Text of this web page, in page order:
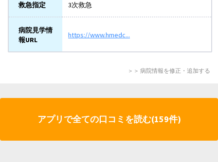
救急指定 3次救急
病院見学情
報URL
https://www.hmedc...
＞＞ 病院情報を修正・追加する
アプリで全ての口コミを読む(159件)